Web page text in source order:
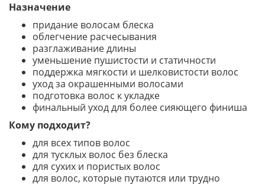
Назначение
придание волосам блеска
облегчение расчесывания
разглаживание длины
уменьшение пушистости и статичности
поддержка мягкости и шелковистости волос
уход за окрашенными волосами
подготовка волос к укладке
финальный уход для более сияющего финиша
Кому подходит?
для всех типов волос
для тусклых волос без блеска
для сухих и пористых волос
для волос, которые путаются или трудно